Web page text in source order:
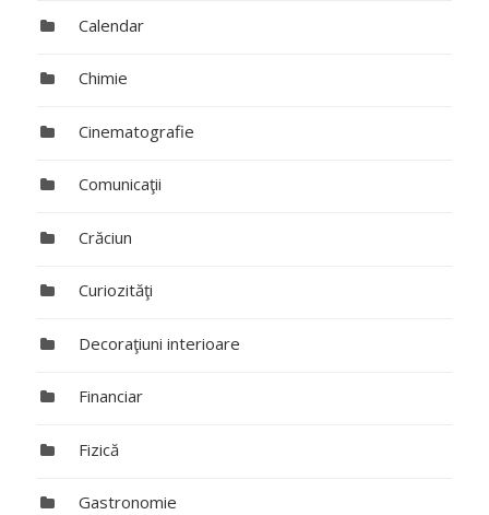
Calendar
Chimie
Cinematografie
Comunicaţii
Crăciun
Curiozităţi
Decoraţiuni interioare
Financiar
Fizică
Gastronomie